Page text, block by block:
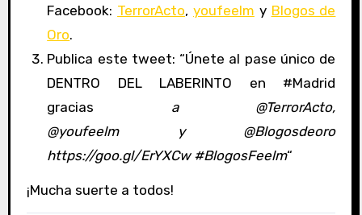
Facebook: TerrorActo, youfeelm y Blogos de
Oro.
Publica este tweet: “Únete al pase único de
DENTRO DEL LABERINTO en #Madrid
gracias a @TerrorActo,
@youfeelm y @Blogosdeoro
https://goo.gl/ErYXCw #BlogosFeelm“
¡Mucha suerte a todos!